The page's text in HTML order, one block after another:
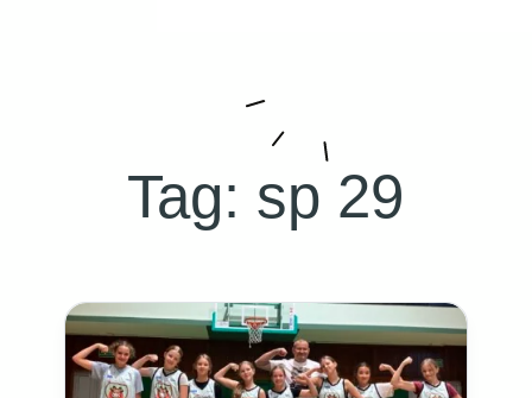
Tag: sp 29